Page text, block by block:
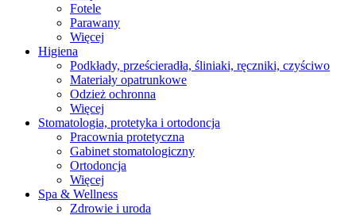
Fotele
Parawany
Więcej
Higiena
Podkłady, prześcieradła, śliniaki, ręczniki, czyściwo
Materiały opatrunkowe
Odzież ochronna
Więcej
Stomatologia, protetyka i ortodoncja
Pracownia protetyczna
Gabinet stomatologiczny
Ortodoncja
Więcej
Spa & Wellness
Zdrowie i uroda